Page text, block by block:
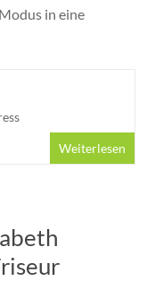
in eine
Weiterlesen